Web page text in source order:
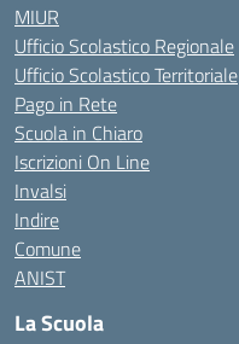
MIUR
Ufficio Scolastico Regionale
Ufficio Scolastico Territoriale
Pago in Rete
Scuola in Chiaro
Iscrizioni On Line
Invalsi
Indire
Comune
ANIST
La Scuola